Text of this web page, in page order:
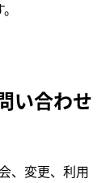
い合わせ
、変更、利用